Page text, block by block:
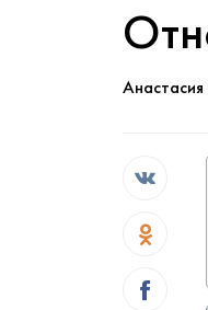
Анастасия